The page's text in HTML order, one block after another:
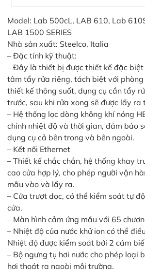
Model: Lab 500cL, LAB 610, Lab
LAB 1500 SERIES
Nhà sản xuất: Steelco, Italia
– Đặc tính kỹ thuật:
– Đây là thiết bị được thiết kế đặc
tâm tẩy rửa riêng, tách biệt với phòng
thiết kế thông suốt, dụng cụ cần tẩy
trước, sau khi rửa xong sẽ được lấy ra
– Hệ thống lọc dòng không khí nóng
chỉnh nhiệt độ và thời gian, đảm bảo
dụng cụ cả bên trong và bên ngoài.
– Kết nối Ethernet
– Thiết kế chắc chắn, hệ thống khay
cao cửa hợp lý, cho phép người vận
mẫu vào và lấy ra.
– Cửa trượt dọc, có thể kiểm soát tự
cửa.
– Màn hình cảm ứng mầu với 65
– Nhiệt độ của nước khử ion có thể
Nhiệt độ được kiểm soát bởi 2 cảm
– Bộ ngưng tụ hơi nước cho phép loại
hơi thoát ra ngoài môi trường.